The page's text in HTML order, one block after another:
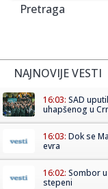
Pretraga
NAJNOVIJE VESTI
16:03: SAD
uhapšenog u
16:03: Dok se
evra
16:02: Sombor
stepeni